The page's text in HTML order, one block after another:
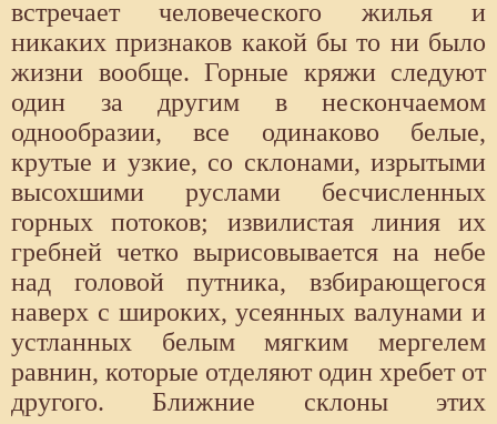
встречает человеческого жилья и
никаких признаков какой бы то ни было
жизни вообще. Горные кряжи следуют
один за другим в нескончаемом
однообразии, все одинаково белые,
крутые и узкие, со склонами, изрытыми
высохшими руслами бесчисленных
горных потоков; извилистая линия их
гребней четко вырисовывается на небе
над головой путника, взбирающегося
наверх с широких, усеянных валунами и
устланных белым мягким мергелем
равнин, которые отделяют один хребет от
другого. Ближние склоны этих